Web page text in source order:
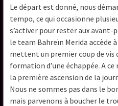
Le départ est donné, nous
tempo, ce qui occasionne
s’activer pour rester aux avant-
le team Bahreïn Merida accède
mettent un premier coup de vis
formation d’une échappée. A
la première ascension de la
Nous ne sommes pas dans le
mais parvenons à boucher le